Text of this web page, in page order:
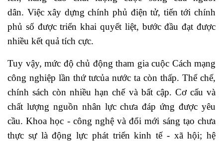
dân. Việc xây dựng chính phủ điện tử, tiến tới chính
phủ số được triển khai quyết liệt, bước đầu đạt được
nhiều kết quả tích cực.
Tuy vậy, mức độ chủ động tham gia cuộc Cách mạng
công nghiệp lần thứ tưcủa nước ta còn thấp. Thể chế,
chính sách còn nhiều hạn chế và bất cập. Cơ cấu và
chất lượng nguồn nhân lực chưa đáp ứng được yêu
cầu. Khoa học - công nghệ và đổi mới sáng tạo chưa
thực sự là động lực phát triển kinh tế - xã hội; hệ